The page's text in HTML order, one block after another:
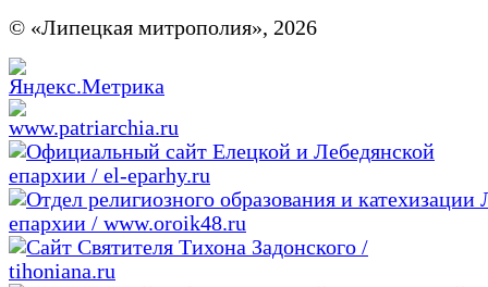
© «Липецкая митрополия», 2026